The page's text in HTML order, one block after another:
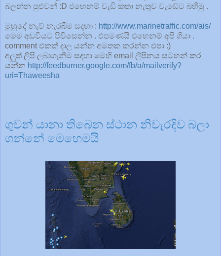
බලන්න පුළුවන් :D එහෙනම් වැඩි කතා නැතුව වැඩේට බහිමු .
මුහුදේ නැව් නැරබීම සදහා : http://www.marinetraffic.com/ais/
මෙම අඩවියට පිවිසෙන්න . එපමණයි එහෙනම් අපි ගියා .
comment එකක් දාල යන්න අමතක කරන්න එපා :)
අලුත් ලිපි ලබාගැනීම සදහා මෙහි email ලිපිනය සටහන් කර
යන්න http://feedburner.google.com/fb/a/mailverify?
uri=Thaweesha
ගුවන් යානා තිබෙන ස්ථාන නිවැරදිව බලා
ගන්නේ මෙහෙමයි